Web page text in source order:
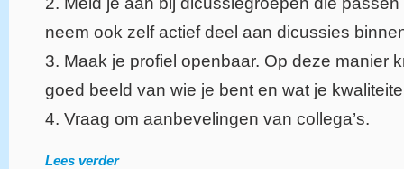
neem ook zelf actief deel aan dicussies
3. Maak je profiel openbaar. Op deze manier
goed beeld van wie je bent en wat je
4. Vraag om aanbevelingen van collega’s.
Lees verder